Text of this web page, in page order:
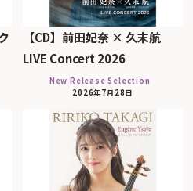
【CD】前田妃奈 × 久末航
LIVE Concert 2026
New Release Selection
2026年7月28日